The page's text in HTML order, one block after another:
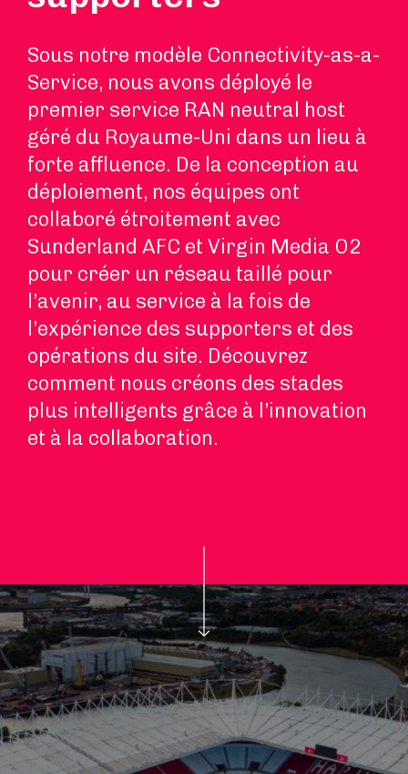
Sous notre modèle Connectivity-as-a-
Service, nous avons déployé le
premier service RAN neutral host
géré du Royaume-Uni dans un lieu à
forte affluence. De la conception au
déploiement, nos équipes ont
collaboré étroitement avec
Sunderland AFC et Virgin Media O2
pour créer un réseau taillé pour
l’avenir, au service à la fois de
l’expérience des supporters et des
opérations du site. Découvrez
comment nous créons des stades
plus intelligents grâce à l’innovation
et à la collaboration.